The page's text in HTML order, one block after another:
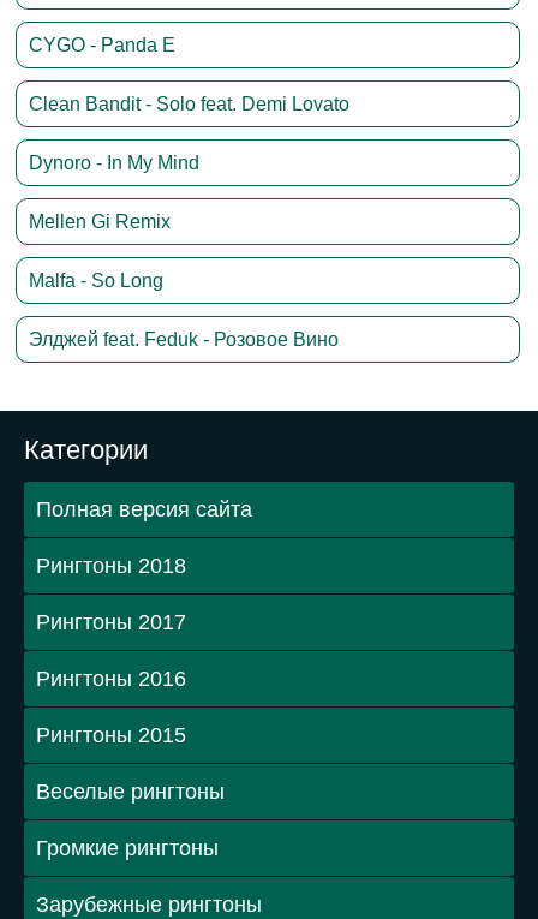
CYGO - Panda E
Clean Bandit - Solo feat. Demi Lovato
Dynoro - In My Mind
Mellen Gi Remix
Malfa - So Long
Элджей feat. Feduk - Розовое Вино
Категории
Полная версия сайта
Рингтоны 2018
Рингтоны 2017
Рингтоны 2016
Рингтоны 2015
Веселые рингтоны
Громкие рингтоны
Зарубежные рингтоны